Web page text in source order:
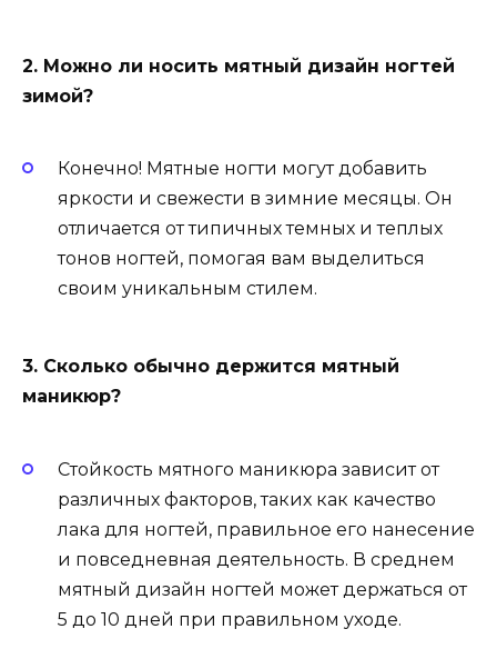
2. Можно ли носить мятный дизайн ногтей
зимой?
Конечно! Мятные ногти могут добавить
яркости и свежести в зимние месяцы. Он
отличается от типичных темных и теплых
тонов ногтей, помогая вам выделиться
своим уникальным стилем.
3. Сколько обычно держится мятный
маникюр?
Стойкость мятного маникюра зависит от
различных факторов, таких как качество
лака для ногтей, правильное его нанесение
и повседневная деятельность. В среднем
мятный дизайн ногтей может держаться от
5 до 10 дней при правильном уходе.